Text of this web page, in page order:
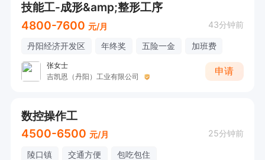
技能工-成形&amp;整形工序
4800-7600 元/月 43分钟前
丹阳经济开发区 年终奖 五险一金 加班费
张女士
吉凯恩（丹阳）工业有限公司
申请
数控操作工
4500-6500 元/月 25分钟前
陵口镇 交通方便 包吃包住